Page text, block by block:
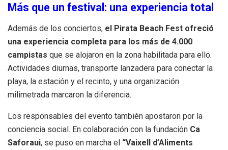
Más que un festival: una experiencia total
Además de los conciertos, el Pirata Beach Fest ofreció
una experiencia completa para los más de 4.000
campistas que se alojaron en la zona habilitada para ello.
Actividades diurnas, transporte lanzadera para conectar la
playa, la estación y el recinto, y una organización
milimetrada marcaron la diferencia.
Los responsables del evento también apostaron por la
conciencia social. En colaboración con la fundación Ca
Saforaui, se puso en marcha el “Vaixell d’Aliments